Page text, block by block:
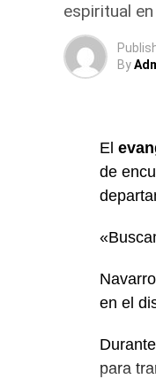
espiritual
By
El
de
en el
para